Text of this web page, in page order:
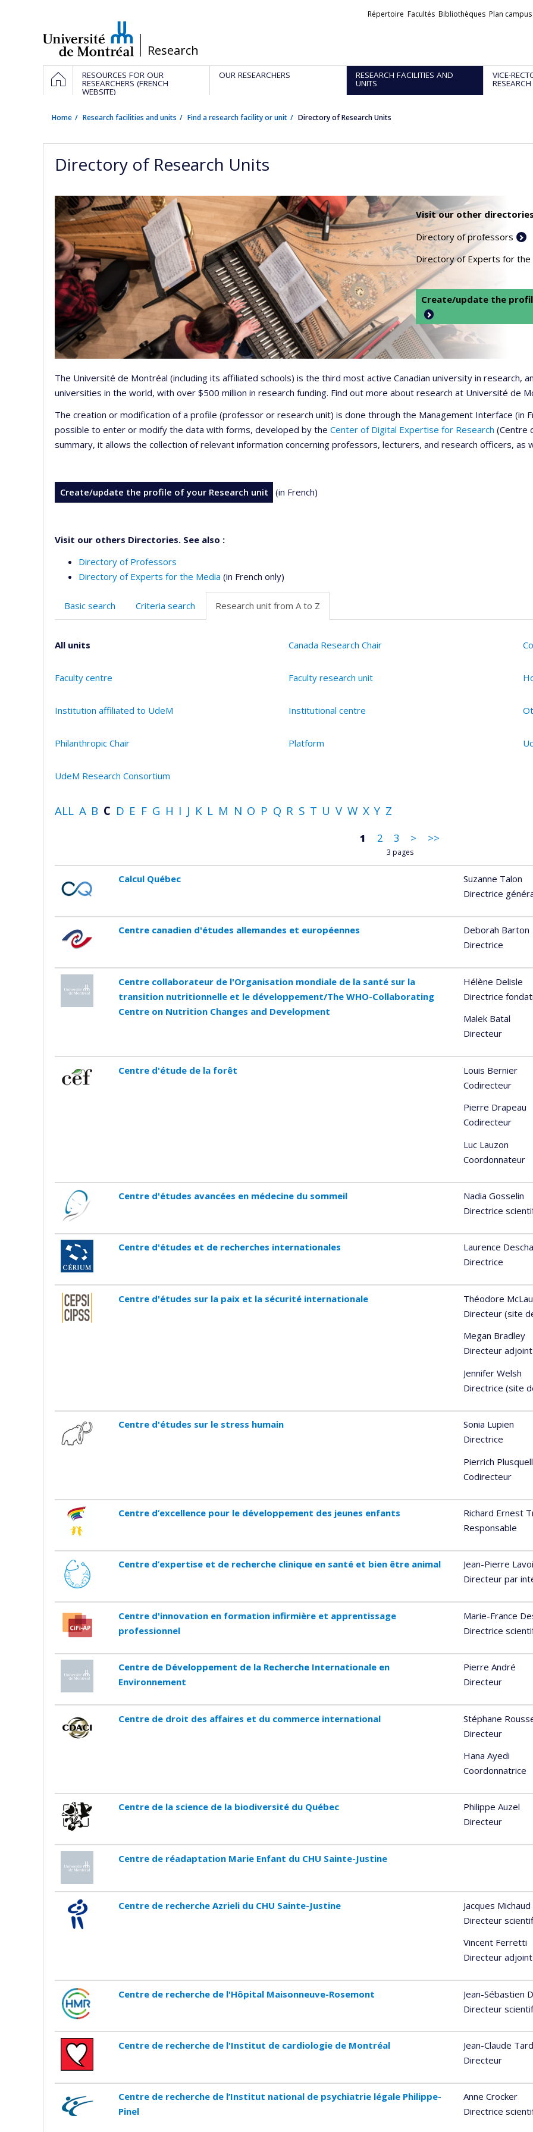
/Research
Liens
Répertoire Facultés Bibliothèques Plan campus
Navigation
principale
HOMERESOURCES FOR OUR
RESEARCHERS (FRENCH
WEBSITE)
OUR RESEARCHERS RESEARCH FACILITIES AND
UNITS
VICE-
RESEARCH
Home Research facilities and units Find a research facility or unit Directory of Research Units
Directory of Research Units
Visit our other
Directory of professors
Directory of Experts for the
Create/update the
The Université de Montréal (including its affiliated schools) is the third most active Canadian university in research,
universities in the world, with over $500 million in research funding. Find out more about research at Université de
The creation or modification of a profile (professor or research unit) is done through the Management Interface (in
possible to enter or modify the data with forms, developed by the Center of Digital Expertise for Research (Centre
summary, it allows the collection of relevant information concerning professors, lecturers, and research officers, as
Create/update the profile of your Research unit (in French)
Visit our others Directories. See also :
Directory of Professors
Directory of Experts for the Media (in French only)
Basic search Criteria search Research unit from A to Z
All units Canada Research Chair
Faculty centre Faculty research unit
Institution affiliated to UdeM Institutional centre
Philanthropic Chair Platform
UdeM Research Consortium
ALL A B C D E F G H I J K L M N O P Q R S T U V W X Y Z
1 2 3 > >>
3 pages
Calcul Québec
Suzanne Talon
Directrice
Centre canadien d'études allemandes et européennes
Deborah Barton
Directrice
Centre collaborateur de l'Organisation mondiale de la santé sur la
transition nutritionnelle et le développement/The WHO-Collaborating
Centre on Nutrition Changes and Development
Hélène Delisle
Directrice
Malek Batal
Directeur
Centre d'étude de la forêt
Louis Bernier
Codirecteur
Pierre Drapeau
Codirecteur
Luc Lauzon
Coordonnateur
Centre d'études avancées en médecine du sommeil
Nadia Gosselin
Directrice
Centre d'études et de recherches internationales
Laurence
Directrice
Centre d'études sur la paix et la sécurité internationale
Théodore
Directeur (site
Megan Bradley
Directeur adjoint
Jennifer Welsh
Directrice (site
Centre d'études sur le stress humain
Sonia Lupien
Directrice
Pierrich
Codirecteur
Centre d’excellence pour le développement des jeunes enfants
Richard Ernest
Responsable
Centre d’expertise et de recherche clinique en santé et bien être animal
Jean-Pierre
Directeur par
Centre d'innovation en formation infirmière et apprentissage
professionnel
Marie-France
Directrice
Centre de Développement de la Recherche Internationale en
Environnement
Pierre André
Directeur
Centre de droit des affaires et du commerce international
Stéphane
Directeur
Hana Ayedi
Coordonnatrice
Centre de la science de la biodiversité du Québec
Philippe Auzel
Directeur
Centre de réadaptation Marie Enfant du CHU Sainte-Justine
Centre de recherche Azrieli du CHU Sainte-Justine
Jacques Michaud
Directeur
Vincent Ferretti
Directeur adjoint
Centre de recherche de l'Hôpital Maisonneuve-Rosemont
Jean-Sébastien
Directeur
Centre de recherche de l'Institut de cardiologie de Montréal
Jean-Claude
Directeur
Centre de recherche de l’Institut national de psychiatrie légale Philippe-
Pinel
Anne Crocker
Directrice